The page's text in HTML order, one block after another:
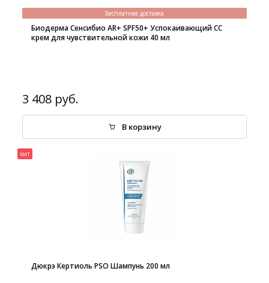
Бесплатная доставка
Биодерма Сенсибио AR+ SPF50+ Успокаивающий СС
крем для чувствительной кожи 40 мл
3 408 руб.
В корзину
хит
Дюкрэ Кертиоль PSO Шампунь 200 мл